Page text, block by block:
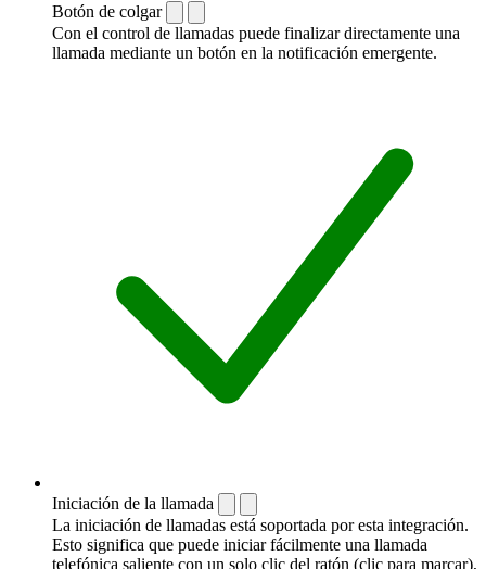
Botón de colgar
Con el control de llamadas puede finalizar directamente una
llamada mediante un botón en la notificación emergente.
Iniciación de la llamada
La iniciación de llamadas está soportada por esta integración.
Esto significa que puede iniciar fácilmente una llamada
telefónica saliente con un solo clic del ratón (clic para marcar),